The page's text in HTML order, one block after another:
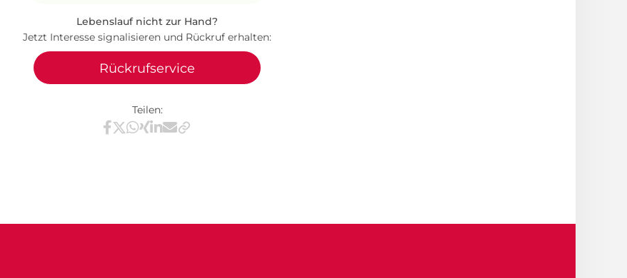
Lebenslauf nicht zur Hand?
Jetzt Interesse signalisieren und Rückruf erhalten:
Rückrufservice
Teilen:
Teilen via Facebook
Teilen via X / Twitter
Teilen via WhatsApp
Teilen via Xing
Teilen via LinkedIn
Teilen via E-Mail